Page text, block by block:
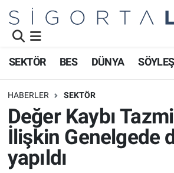
SEKTÖR BES DÜNYA
HABERLER SEKTÖR
Değer Kaybı
İlişkin Genelgede
yapıldı
Namaz Vakitleri
Trafik Durumu
Süper Lig Puan Durumu ve